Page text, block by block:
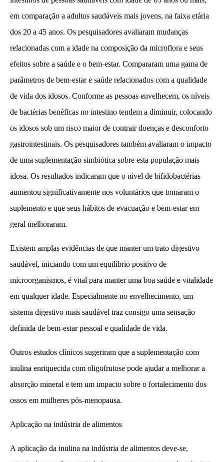
em comparação a adultos saudáveis mais jovens, na faixa etária
dos 20 a 45 anos. Os pesquisadores avaliaram mudanças
relacionadas com a idade na composição da microflora e seus
efeitos sobre a saúde e o bem-estar. Compararam uma gama de
parâmetros de bem-estar e saúde relacionados com a qualidade
de vida dos idosos. Conforme as pessoas envelhecem, os níveis
de bactérias benéficas no intestino tendem a diminuir, colocando
os idosos sob um risco maior de contrair doenças e desconforto
gastrointestinais. Os pesquisadores também avaliaram o impacto
de uma suplementação simbiótica sobre esta população mais
idosa. Os resultados indicaram que o nível de bifidobactérias
aumentou significativamente nos voluntários que tomaram o
suplemento e que seus hábitos de evacuação e bem-estar em
geral melhoraram.
Existem amplas evidências de que manter um trato digestivo
saudável, iniciando com um equilíbrio positivo de
microorganismos, é vital para manter uma boa saúde e vitalidade
em qualquer idade. Especialmente no envelhecimento, um
sistema digestivo mais saudável traz consigo uma sensação
definida de bem-estar pessoal e qualidade de vida.
Outros estudos clínicos sugeriram que a suplementação com
inulina enriquecida com oligofrutose pode ajudar a melhorar a
absorção mineral e tem um impacto sobre o fortalecimento dos
ossos em mulheres pós-menopausa.
Aplicação na indústria de alimentos
A aplicação da inulina na indústria de alimentos deve-se,